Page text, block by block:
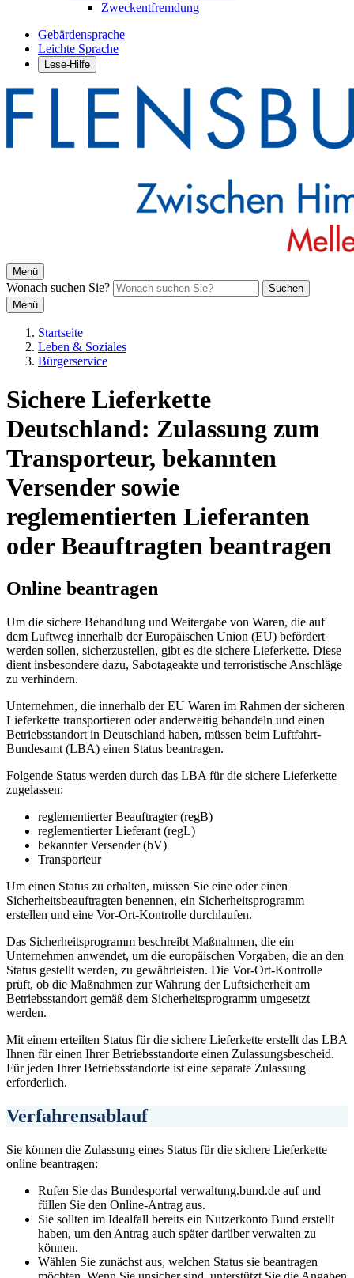
Zweckentfremdung
Gebärdensprache
Leichte Sprache
Lese-Hilfe
Menü
Wonach suchen Sie?
Suchen
Menü
Startseite
Leben & Soziales
Bürgerservice
Sichere Lieferkette
Deutschland: Zulassung zum
Transporteur, bekannten
Versender sowie
reglementierten Lieferanten
oder Beauftragten beantragen
Online beantragen
Um die sichere Behandlung und Weitergabe von Waren, die auf
dem Luftweg innerhalb der Europäischen Union (EU) befördert
werden sollen, sicherzustellen, gibt es die sichere Lieferkette. Diese
dient insbesondere dazu, Sabotageakte und terroristische Anschläge
zu verhindern.
Unternehmen, die innerhalb der EU Waren im Rahmen der sicheren
Lieferkette transportieren oder anderweitig behandeln und einen
Betriebsstandort in Deutschland haben, müssen beim Luftfahrt-
Bundesamt (LBA) einen Status beantragen.
Folgende Status werden durch das LBA für die sichere Lieferkette
zugelassen:
reglementierter Beauftragter (regB)
reglementierter Lieferant (regL)
bekannter Versender (bV)
Transporteur
Um einen Status zu erhalten, müssen Sie eine oder einen
Sicherheitsbeauftragten benennen, ein Sicherheitsprogramm
erstellen und eine Vor-Ort-Kontrolle durchlaufen.
Das Sicherheitsprogramm beschreibt Maßnahmen, die ein
Unternehmen anwendet, um die europäischen Vorgaben, die an den
Status gestellt werden, zu gewährleisten. Die Vor-Ort-Kontrolle
prüft, ob die Maßnahmen zur Wahrung der Luftsicherheit am
Betriebsstandort gemäß dem Sicherheitsprogramm umgesetzt
werden.
Mit einem erteilten Status für die sichere Lieferkette erstellt das LBA
Ihnen für einen Ihrer Betriebsstandorte einen Zulassungsbescheid.
Für jeden Ihrer Betriebsstandorte ist eine separate Zulassung
erforderlich.
Verfahrensablauf
Sie können die Zulassung eines Status für die sichere Lieferkette
online beantragen:
Rufen Sie das Bundesportal verwaltung.bund.de auf und
füllen Sie den Online-Antrag aus.
Sie sollten im Idealfall bereits ein Nutzerkonto Bund erstellt
haben, um den Antrag auch später darüber verwalten zu
können.
Wählen Sie zunächst aus, welchen Status sie beantragen